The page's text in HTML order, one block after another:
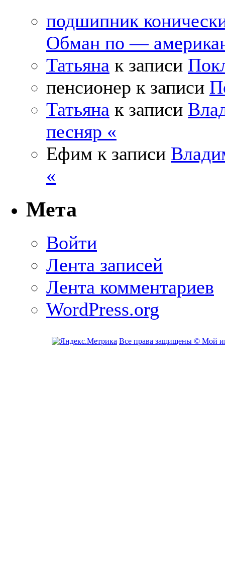
подшипник
Обман по —
Татьяна к записи
пенсионер к записи
Татьяна к записи
песняр «
Ефим к записи
«
Мета
Войти
Лента записей
Лента комментариев
WordPress.org
Все права защищены © Мой